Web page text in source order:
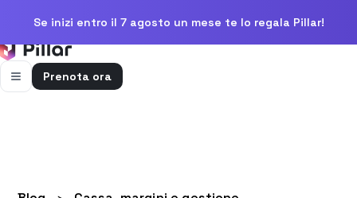
Se inizi entro il 7 agosto un mese te lo regala Pillar!
Prenota ora